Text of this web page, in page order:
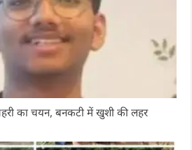
का चयन, बनकटी में खुशी की लहर